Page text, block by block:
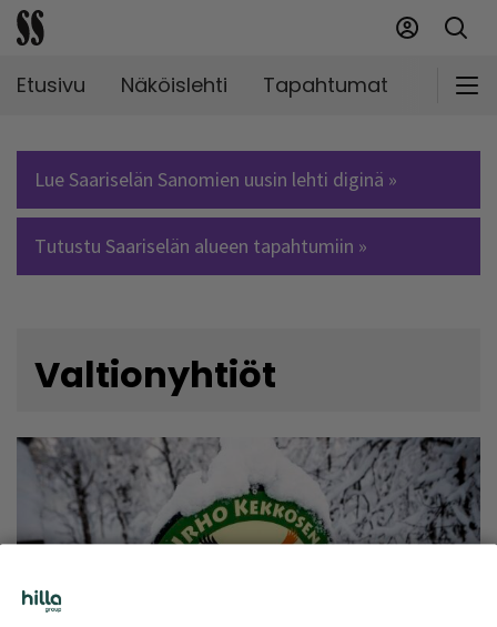
Etusivu Näköislehti Tapahtumat
Lue Saariselän Sanomien uusin lehti diginä »
Tutustu Saariselän alueen tapahtumiin »
Valtionyhtiöt